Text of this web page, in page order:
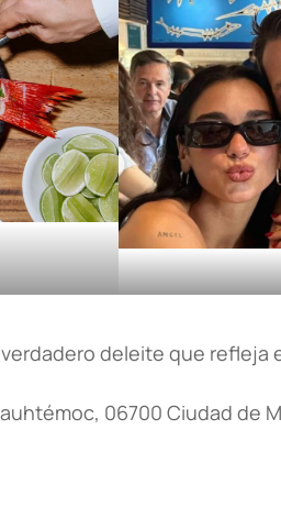
deleite que refleja
06700 Ciudad de